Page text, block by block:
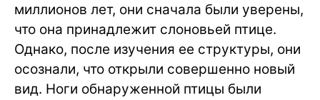
миллионов лет, они сначала были уверены,
что она принадлежит слоновьей птице.
Однако, после изучения ее структуры, они
осознали, что открыли совершенно новый
вид. Ноги обнаруженной птицы были